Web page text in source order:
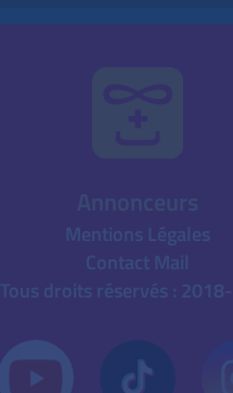
Mentions Légales
Contact Mail
Tous droits réservés :